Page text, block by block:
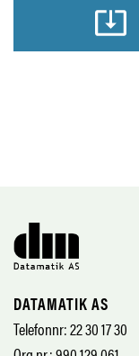
DATAMATIK AS
Telefonnr: 22 30 17 30